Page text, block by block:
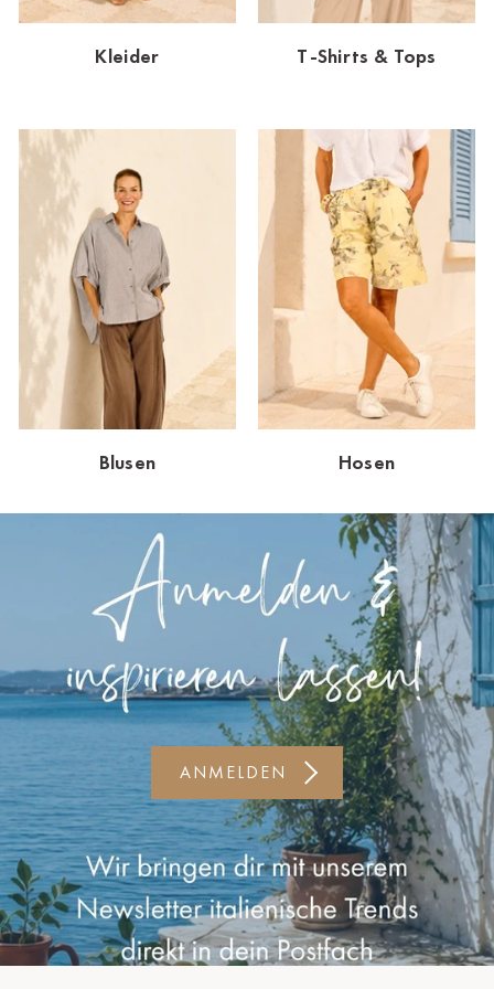
Dornbirn
Dortmund-Hombruch
Essen
HH-AEZ
HH-EEZ
HH-Eppendorf
HH-Hanseviertel
HH-Wandsbek
Hannover
Innsbruck
Kiel-CittiPark
Leipzig
Lindau
Münster
Oldenburg
Potsdam
Rostock
Kleider T-Shirts & Tops
Blusen Hosen
ANMELDEN